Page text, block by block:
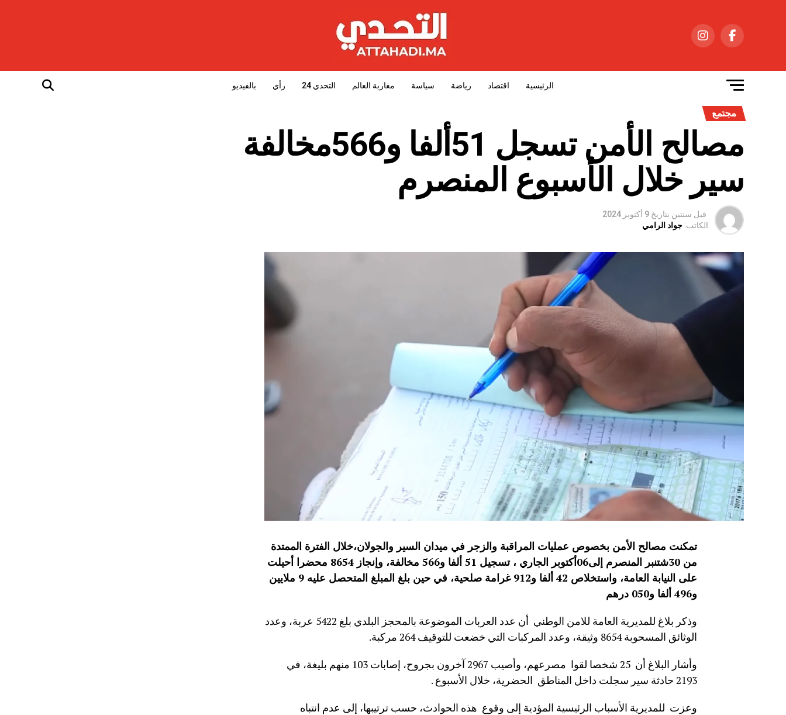
الرئيسية اقتصاد رياضة سياسة مغاربة العالم التحدي 24 رأي بالفيديو
مجتمع
مصالح الأمن تسجل 51ألفا و566مخالفة
سير خلال الأسبوع المنصرم
قبل سنتين بتاريخ 9 أكتوبر 2024
الكاتب: جواد الرامي
تمكنت مصالح الأمن بخصوص عمليات المراقبة والزجر في ميدان السير والجولان،خلال الفترة الممتدة
من 30شتنبر المنصرم إلى06أكتوبر الجاري ، تسجيل 51 ألفا و566 مخالفة، وإنجاز 8654 محضرا أحيلت
على النيابة العامة، واستخلاص 42 ألفا و912 غرامة صلحية، في حين بلغ المبلغ المتحصل عليه 9 ملايين
و496 ألفا و050 درهم
وذكر بلاغ للمديرية العامة للامن الوطني أن عدد العربات الموضوعة بالمحجز البلدي بلغ 5422 عربة، وعدد
الوثائق المسحوبة 8654 وثيقة، وعدد المركبات التي خضعت للتوقيف 264 مركبة.
وأشار البلاغ أن 25 شخصا لقوا مصرعهم، وأصيب 2967 آخرون بجروح، إصابات 103 منهم بليغة، في
2193 حادثة سير سجلت داخل المناطق الحضرية، خلال الأسبوع .
وعزت للمديرية الأسباب الرئيسية المؤدية إلى وقوع هذه الحوادث، حسب ترتيبها، إلى عدم انتباه